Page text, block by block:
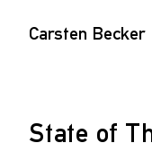
Carsten Becker
State of